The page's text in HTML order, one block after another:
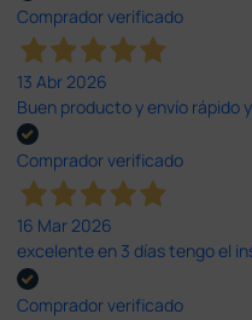
Comprador verificado
13 Abr 2026
Buen producto y envío rápido
Comprador verificado
16 Mar 2026
excelente en 3 días tengo el
Comprador verificado